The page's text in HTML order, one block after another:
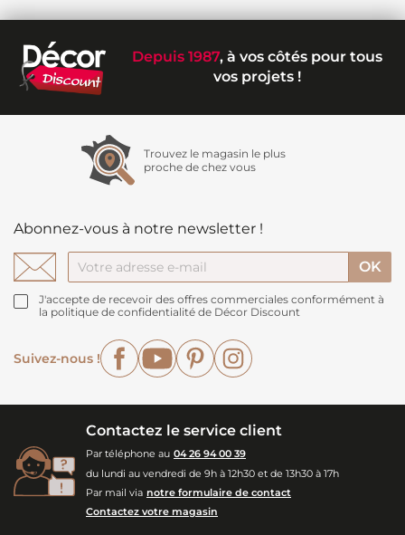
Depuis 1987, à vos côtés pour tous
vos projets !
Trouvez le magasin le plus
proche de chez vous
Abonnez-vous à notre newsletter !
J'accepte de recevoir des offres commerciales conformément à
la politique de confidentialité de Décor Discount
Suivez-nous !
FacebookYouTubePinterest
Contactez le service client
Par téléphone au 04 26 94 00 39
du lundi au vendredi de 9h à 12h30 et de 13h30 à 17h
Par mail via notre formulaire de contact
Contactez votre magasin